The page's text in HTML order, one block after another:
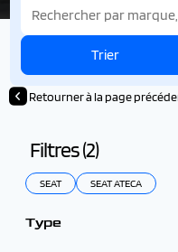
Trier
Retourner à la page
Filtres (2)
SEAT SEAT ATECA
Type